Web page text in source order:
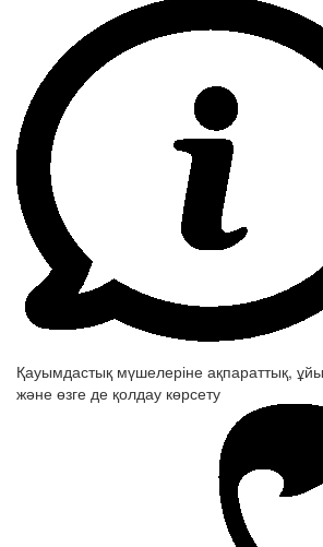
Қауымдастық мүшелеріне ақпараттық,
және өзге де қолдау көрсету